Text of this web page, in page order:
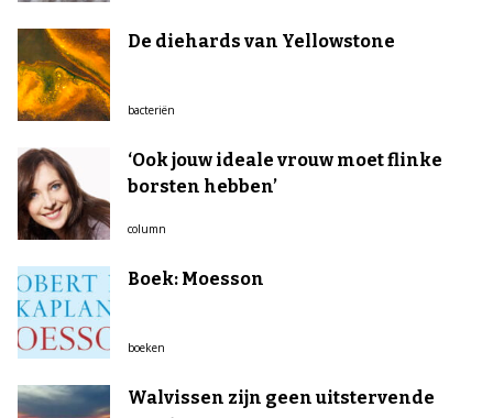
De diehards van Yellowstone
bacteriën
‘Ook jouw ideale vrouw moet flinke
borsten hebben’
column
Boek: Moesson
boeken
Walvissen zijn geen uitstervende